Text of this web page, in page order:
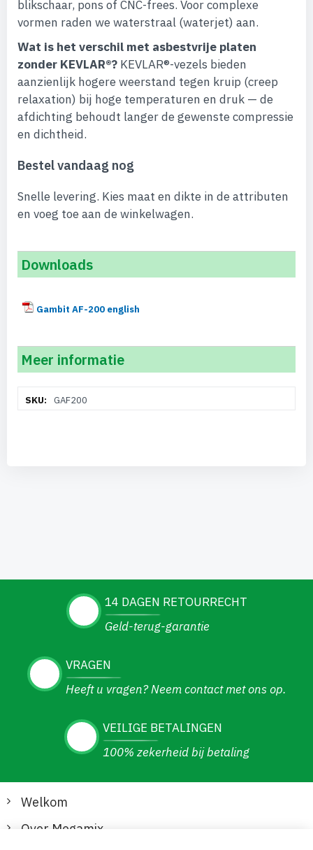
blikschaar, pons of CNC-frees. Voor complexe
vormen raden we waterstraal (waterjet) aan.
Wat is het verschil met asbestvrije platen
zonder KEVLAR®? KEVLAR®-vezels bieden
aanzienlijk hogere weerstand tegen kruip (creep
relaxation) bij hoge temperaturen en druk — de
afdichting behoudt langer de gewenste compressie
en dichtheid.
Bestel vandaag nog
Snelle levering. Kies maat en dikte in de attributen
en voeg toe aan de winkelwagen.
Downloads
Gambit AF-200 english
Meer informatie
informatieGAF200
14 DAGEN RETOURRECHT
Geld-terug-garantie
VRAGEN
Heeft u vragen? Neem contact met ons op.
VEILIGE BETALINGEN
100% zekerheid bij betaling
Welkom
Over Megamix